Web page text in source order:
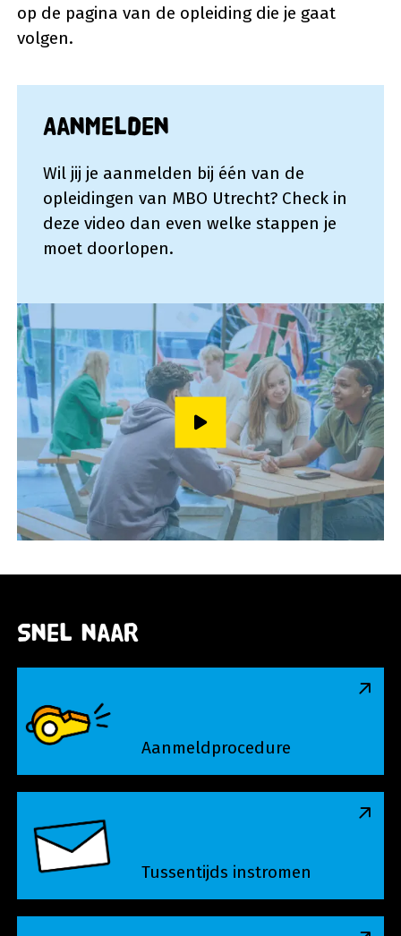
op de pagina van de opleiding die je gaat
volgen.
Aanmelden
Wil jij je aanmelden bij één van de
opleidingen van MBO Utrecht? Check in
deze video dan even welke stappen je
moet doorlopen.
Speel video af
Snel naar
Aanmeldprocedure
Tussentijds instromen